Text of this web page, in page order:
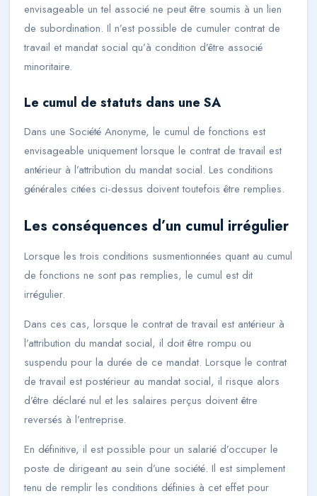
envisageable un tel associé ne peut être soumis à un lien
de subordination. Il n’est possible de cumuler contrat de
travail et mandat social qu’à condition d’être associé
minoritaire.
Le cumul de statuts dans une SA
Dans une Société Anonyme, le cumul de fonctions est
envisageable uniquement lorsque le contrat de travail est
antérieur à l’attribution du mandat social. Les conditions
générales citées ci-dessus doivent toutefois être remplies.
Les conséquences d’un cumul irrégulier
Lorsque les trois conditions susmentionnées quant au cumul
de fonctions ne sont pas remplies, le cumul est dit
irrégulier.
Dans ces cas, lorsque le contrat de travail est antérieur à
l’attribution du mandat social, il doit être rompu ou
suspendu pour la durée de ce mandat. Lorsque le contrat
de travail est postérieur au mandat social, il risque alors
d’être déclaré nul et les salaires perçus doivent être
reversés à l’entreprise.
En définitive, il est possible pour un salarié d’occuper le
poste de dirigeant au sein d’une société. Il est simplement
tenu de remplir les conditions définies à cet effet pour